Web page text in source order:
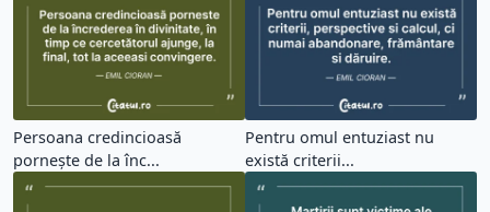
Persoana credincioasă
pornește de la înc...
Pentru omul entuziast nu
există criterii...